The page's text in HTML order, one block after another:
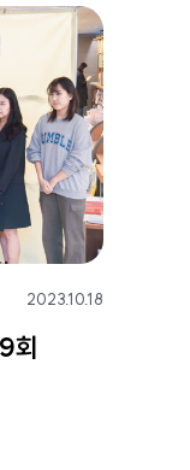
2023.10.18
회